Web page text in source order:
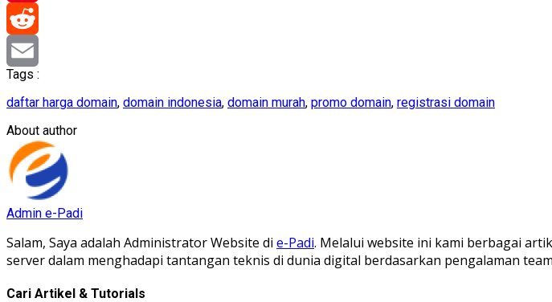
Pinterest
Reddit
Email
Tags :
daftar harga domain, domain indonesia, domain murah, promo domain, registrasi domain
About author
Admin e-Padi
Salam, Saya adalah Administrator Website di e-Padi. Melalui website ini kami berbagai
server dalam menghadapi tantangan teknis di dunia digital berdasarkan pengalaman
Cari Artikel & Tutorials